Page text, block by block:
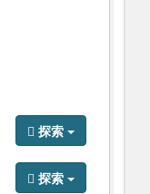
探索
探索